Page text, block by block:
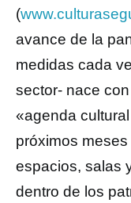
(
avance de la
medidas cada
sector- nace
«agenda
próximos
espacios, salas
dentro de los